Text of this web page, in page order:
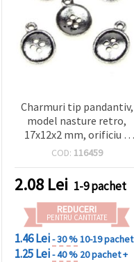
Charmuri tip pandantiv,
model nasture retro,
17x12x2 mm, orificiu 2
mm, culoare argint
pentru bijuterii handmade
DIY
COD: 116459
2.08 Lei 1-9 pachet
REDUCERI
PENTRU CANTITATE
1.46 Lei- 30 %10-19 pachet
1.25 Lei- 40 % 20 pachet +